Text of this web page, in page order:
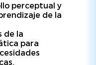
perceptual y
de la
de la
para